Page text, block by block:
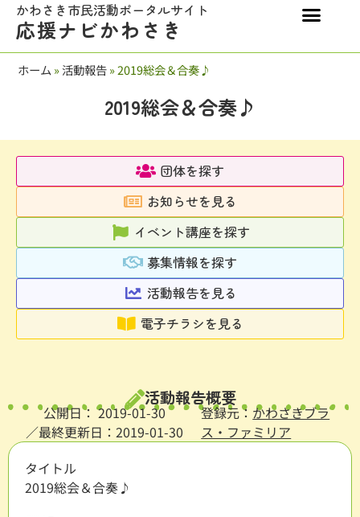
かわさき市民活動ポータルサイト
応援ナビかわさき
ホーム »活動報告»2019総会＆合奏♪
2019総会＆合奏♪
団体を探す
お知らせを見る
イベント講座を探す
募集情報を探す
活動報告を見る
電子チラシを見る
活動報告概要
公開日： 2019-01-30
／最終更新日：2019-01-30
登録元： かわさきブラ
ス・ファミリア
タイトル
2019総会＆合奏♪